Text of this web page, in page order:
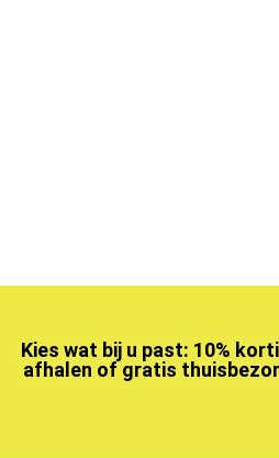
Kies wat bij u past: 10%
afhalen of gratis